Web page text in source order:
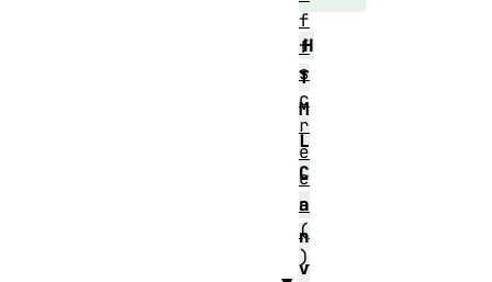
H
T
M
L
C
a
n
v
f
f
s
c
r
e
e
n
(
)